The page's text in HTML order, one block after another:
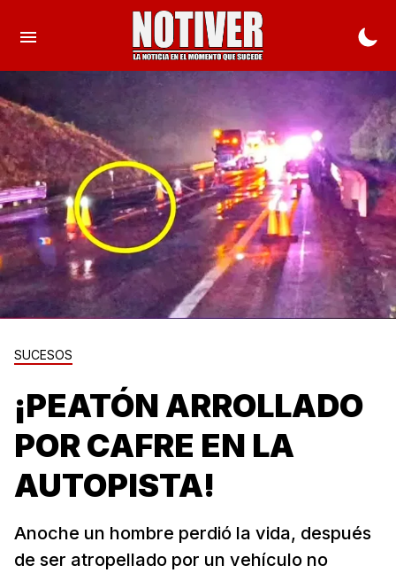
SUCESOS
¡PEATÓN ARROLLADO
POR CAFRE EN LA
AUTOPISTA!
Anoche un hombre perdió la vida, después
de ser atropellado por un vehículo no